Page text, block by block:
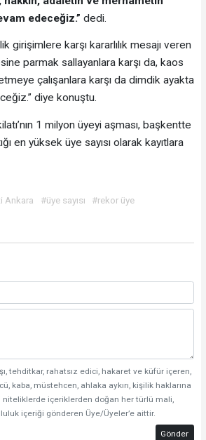
edeceğiz.” dedi.
girişimlere karşı kararlılık mesajı veren
parmak sallayanlara karşı da, kaos
çalışanlara karşı da dimdik ayakta
diye konuştu.
1 milyon üyeyi aşması, başkentte
en yüksek üye sayısı olarak kayıtlara
Ankara #üye sayısı #rekor üye
tehditkar, rahatsız edici, hakaret ve küfür içeren,
kaba, müstehcen, ahlaka aykırı, kişilik haklarına
niteliklerde içeriklerden doğan her türlü mali,
içeriği gönderen Üye/Üyeler’e aittir.
Gönder